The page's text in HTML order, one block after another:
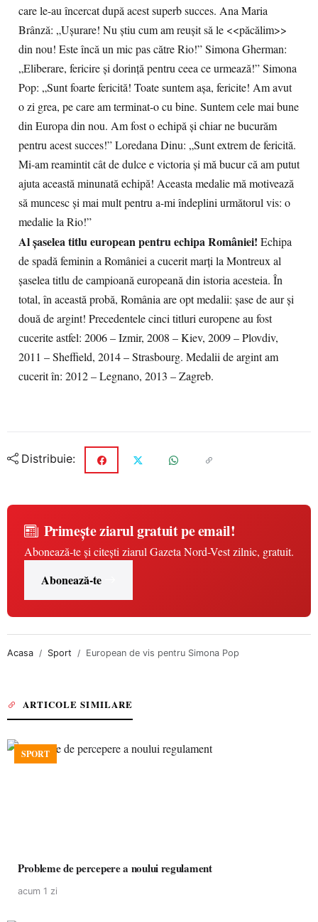
care le-au încercat după acest superb succes. Ana Maria
Brânză: „Ușurare! Nu știu cum am reușit să le <<păcălim>>
din nou! Este încă un mic pas către Rio!” Simona Gherman:
„Eliberare, fericire și dorință pentru ceea ce urmează!” Simona
Pop: „Sunt foarte fericită! Toate suntem așa, fericite! Am avut
o zi grea, pe care am terminat-o cu bine. Suntem cele mai bune
din Europa din nou. Am fost o echipă și chiar ne bucurăm
pentru acest succes!” Loredana Dinu: „Sunt extrem de fericită.
Mi-am reamintit cât de dulce e victoria și mă bucur că am putut
ajuta această minunată echipă! Aceasta medalie mă motivează
să muncesc și mai mult pentru a-mi îndeplini următorul vis: o
medalie la Rio!”
Al șaselea titlu european pentru echipa României! Echipa
de spadă feminin a României a cucerit marți la Montreux al
șaselea titlu de campioană europeană din istoria acesteia. În
total, în această probă, România are opt medalii: șase de aur și
două de argint! Precedentele cinci titluri europene au fost
cucerite astfel: 2006 – Izmir, 2008 – Kiev, 2009 – Plovdiv,
2011 – Sheffield, 2014 – Strasbourg. Medalii de argint am
cucerit în: 2012 – Legnano, 2013 – Zagreb.
Distribuie:
Primește ziarul gratuit pe email!
Abonează-te și citești ziarul Gazeta Nord-Vest zilnic, gratuit.
Abonează-te
Acasa Sport European de vis pentru Simona Pop
ARTICOLE SIMILARE
SPORT
Probleme de percepere a noului regulament
acum 1 zi